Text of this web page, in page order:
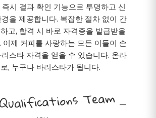
시 결과 확인 기능으로 투명하고 신
을 제공합니다. 복잡한 절차 없이 간
고, 합격 시 바로 자격증을 발급받을
이제 커피를 사랑하는 모든 이들이 손
스타 자격을 얻을 수 있습니다. 온라
, 누구나 바리스타가 됩니다.
Team —